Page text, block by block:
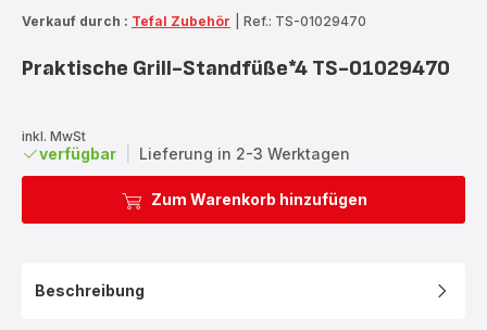
Verkauf durch : Tefal Zubehör Ref.: TS-01029470
Praktische Grill-Standfüße*4 TS-01029470
inkl. MwSt
verfügbar Lieferung in 2-3 Werktagen
Zum Warenkorb hinzufügen
Beschreibung